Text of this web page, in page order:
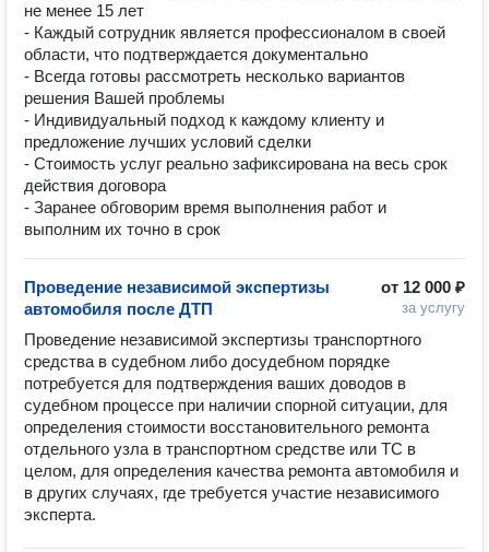
не менее 15 лет
- Каждый сотрудник является профессионалом в своей
области, что подтверждается документально
- Всегда готовы рассмотреть несколько вариантов
решения Вашей проблемы
- Индивидуальный подход к каждому клиенту и
предложение лучших условий сделки
- Стоимость услуг реально зафиксирована на весь срок
действия договора
- Заранее обговорим время выполнения работ и
выполним их точно в срок
от 12 000 ₽
за услугу
Проведение независимой экспертизы
автомобиля после ДТП
Проведение независимой экспертизы транспортного
средства в судебном либо досудебном порядке
потребуется для подтверждения ваших доводов в
судебном процессе при наличии спорной ситуации, для
определения стоимости восстановительного ремонта
отдельного узла в транспортном средстве или ТС в
целом, для определения качества ремонта автомобиля и
в других случаях, где требуется участие независимого
эксперта.